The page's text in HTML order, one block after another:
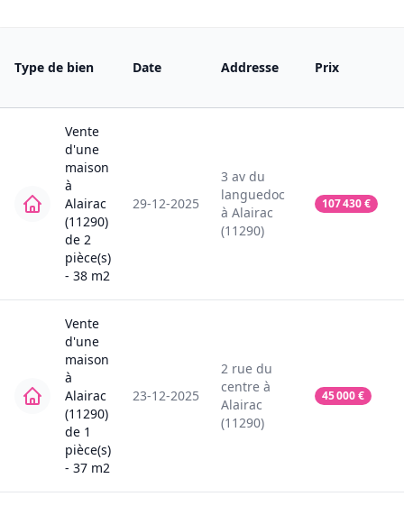
Type de bien Date Addresse Prix
Vente
d'une
maison
à
Alairac
(11290)
de 2
pièce(s)
- 38 m2
29-12-2025
3 av du
languedoc
à Alairac
(11290)
107 430€
Vente
d'une
maison
à
Alairac
(11290)
de 1
pièce(s)
- 37 m2
23-12-2025
2 rue du
centre à
Alairac
(11290)
45 000€